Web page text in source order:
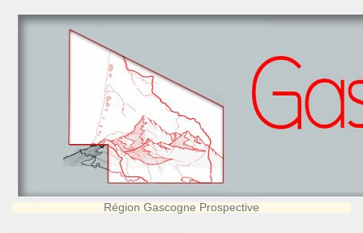
Région Gascogne Prospective